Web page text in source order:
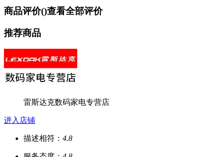
商品评价()查看全部评价
推荐商品
雷斯达克数码家电专营店
进入店铺
描述相符： 4.8